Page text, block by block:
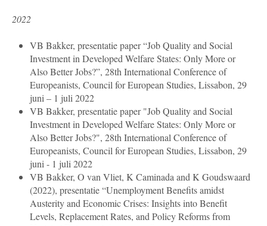
2022
VB Bakker, presentatie paper “Job Quality and Social
Investment in Developed Welfare States: Only More or
Also Better Jobs?”, 28th International Conference of
Europeanists, Council for European Studies, Lissabon, 29
juni – 1 juli 2022
VB Bakker, presentatie paper "Job Quality and Social
Investment in Developed Welfare States: Only More or
Also Better Jobs?", 28th International Conference of
Europeanists, Council for European Studies, Lissabon, 29
juni - 1 juli 2022
VB Bakker, O van Vliet, K Caminada and K Goudswaard
(2022), presentatie “Unemployment Benefits amidst
Austerity and Economic Crises: Insights into Benefit
Levels, Replacement Rates, and Policy Reforms from